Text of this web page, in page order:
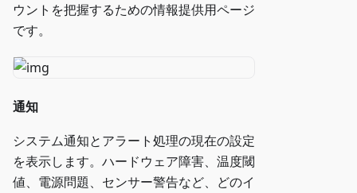
ウントを把握するための情報提供用ページ
です。
通知
システム通知とアラート処理の現在の設定
を表示します。ハードウェア障害、温度閾
値、電源問題、センサー警告など、どのイ